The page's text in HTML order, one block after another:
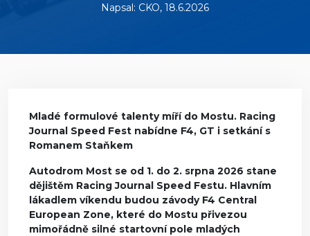
Napsal: CKO, 18.6.2026
Mladé formulové talenty míří do Mostu. Racing
Journal Speed Fest nabídne F4, GT i setkání s
Romanem Staňkem
Autodrom Most se od 1. do 2. srpna 2026 stane
dějištěm Racing Journal Speed Festu. Hlavním
lákadlem víkendu budou závody F4 Central
European Zone, které do Mostu přivezou
mimořádně silné startovní pole mladých